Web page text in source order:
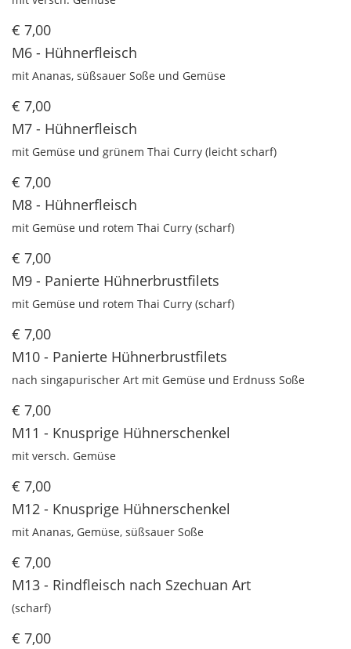
€ 7,00
M6 - Hühnerfleisch
mit Ananas, süßsauer Soße und Gemüse
€ 7,00
M7 - Hühnerfleisch
mit Gemüse und grünem Thai Curry (leicht scharf)
€ 7,00
M8 - Hühnerfleisch
mit Gemüse und rotem Thai Curry (scharf)
€ 7,00
M9 - Panierte Hühnerbrustfilets
mit Gemüse und rotem Thai Curry (scharf)
€ 7,00
M10 - Panierte Hühnerbrustfilets
nach singapurischer Art mit Gemüse und Erdnuss Soße
€ 7,00
M11 - Knusprige Hühnerschenkel
mit versch. Gemüse
€ 7,00
M12 - Knusprige Hühnerschenkel
mit Ananas, Gemüse, süßsauer Soße
€ 7,00
M13 - Rindfleisch nach Szechuan Art
(scharf)
€ 7,00